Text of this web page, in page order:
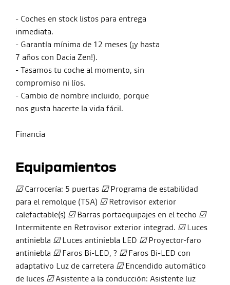
- Coches en stock listos para entrega
inmediata.
- Garantía mínima de 12 meses (¡y hasta
7 años con Dacia Zen!).
- Tasamos tu coche al momento, sin
compromiso ni líos.
- Cambio de nombre incluido, porque
nos gusta hacerte la vida fácil.
Financia
Equipamientos
☑Carrocería: 5 puertas ☑Programa de estabilidad
para el remolque (TSA) ☑Retrovisor exterior
calefactable(s) ☑Barras portaequipajes en el techo ☑
Intermitente en Retrovisor exterior integrad. ☑Luces
antiniebla ☑Luces antiniebla LED ☑Proyector-faro
antiniebla ☑Faros Bi-LED, ? ☑Faros Bi-LED con
adaptativo Luz de carretera ☑Encendido automático
de luces ☑Asistente a la conducción: Asistente luz